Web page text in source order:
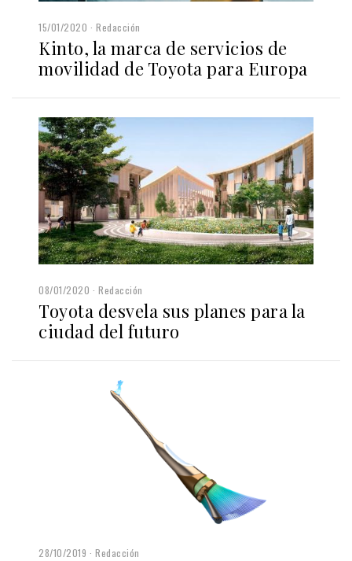
15/01/2020 Redacción
Kinto, la marca de servicios de
movilidad de Toyota para Europa
08/01/2020 Redacción
Toyota desvela sus planes para la
ciudad del futuro
28/10/2019 Redacción